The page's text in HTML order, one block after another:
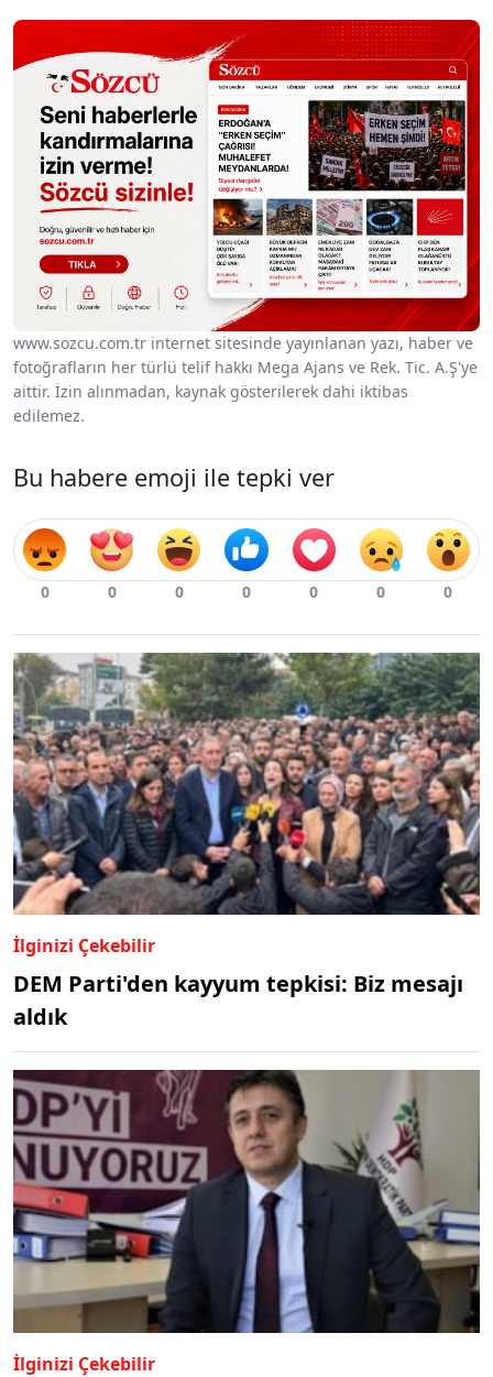
www.sozcu.com.tr internet sitesinde yayınlanan yazı, haber ve
fotoğrafların her türlü telif hakkı Mega Ajans ve Rek. Tic. A.Ş'ye
aittir. İzin alınmadan, kaynak gösterilerek dahi iktibas
edilemez.
Bu habere emoji ile tepki ver
İlginizi Çekebilir
DEM Parti'den kayyum tepkisi: Biz mesajı
aldık
İlginizi Çekebilir